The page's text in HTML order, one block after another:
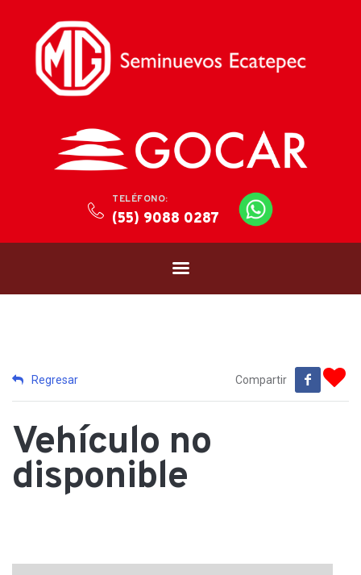
TELÉFONO:
(55) 9088 0287
Regresar Compartir
Vehículo no
disponible